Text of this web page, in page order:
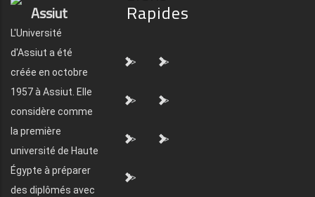
Assiut
L'Université
d'Assiut a été
créée en octobre
1957 à Assiut. Elle
considère comme
la première
université de Haute
Égypte à préparer
des diplômés avec
Rapides
"> ">
"> ">
"> ">
">